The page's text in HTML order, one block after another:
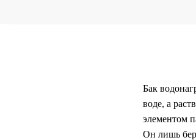
Бак
воде, а
элементом
Он лишь